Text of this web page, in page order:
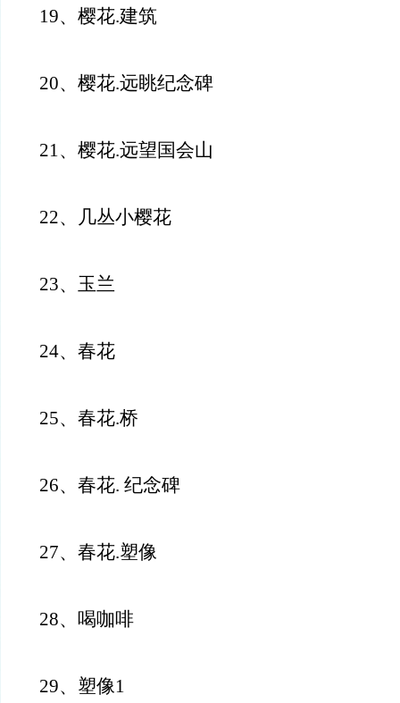
19、樱花.建筑
20、樱花.远眺纪念碑
21、樱花.远望国会山
22、几丛小樱花
23、玉兰
24、春花
25、春花.桥
26、春花. 纪念碑
27、春花.塑像
28、喝咖啡
29、塑像1